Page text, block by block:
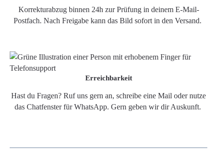
Korrekturabzug binnen 24h zur Prüfung in deinem E-Mail-
Postfach. Nach Freigabe kann das Bild sofort in den Versand.
Erreichbarkeit
Hast du Fragen? Ruf uns gern an, schreibe eine Mail oder nutze
das Chatfenster für WhatsApp. Gern geben wir dir Auskunft.